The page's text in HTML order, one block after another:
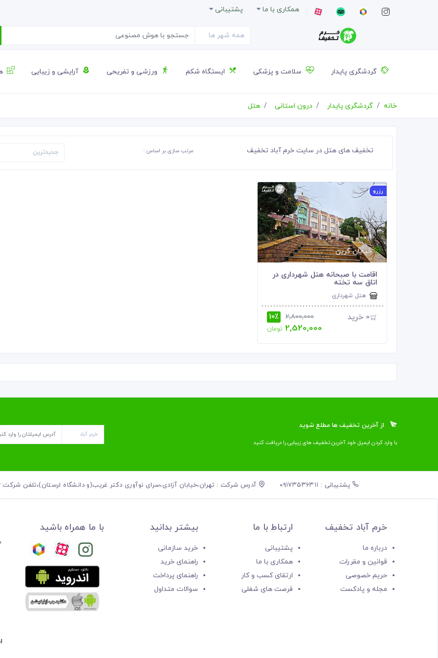
همکاری با ما پشتیبانی
گردشگری پایدار سلامت و پزشکی ایستگاه شکم ورزشی و تفریحی آرایشی و زیبایی
خانه گردشگری پایدار درون استانی هتل
تخفیف های هتل در سایت خرم آباد تخفیف مرتب سازی بر اساس :
رزرو
خیابان گرین
اقامت با صبحانه هتل شهرداری در
اتاق سه تخته
هتل شهرداری
0 خرید 2,800,000 10٪
2,520,000 تومان
از آخرین تخفیف ها مطلع شوید
با وارد کردن ایمیل خود آخرین تخفیف ‌های زیبایی را دریافت کنید
پشتیبانی : ۰۹۱۷۳۵۳۶۳۱۱ آدرس شرکت : تهران،خیابان آزادی،سرای نوآوری دکتر غریب(و دانشگاه لرستان)،تلفن شرکت:۰۲۱.۵۵۳۲۱۸۷۶
خرم آباد تخفیف
درباره ما
قوانین و مقررات
حریم خصوصی
مجله و پادکست
ارتباط با ما
پشتیبانی
همکاری با ما
ارتقای کسب و کار
فرصت های شغلی
بیشتر بدانید
خرید سازمانی
راهنمای خرید
راهنمای پرداخت
سوالات متداول
با ما همراه باشید